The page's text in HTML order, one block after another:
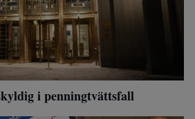
i penningtvättsfall